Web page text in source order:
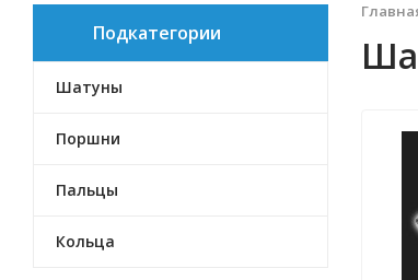
Подкатегории
Шатуны
Поршни
Пальцы
Кольца